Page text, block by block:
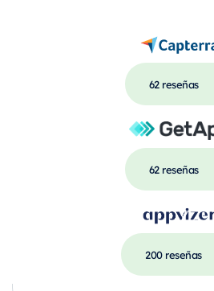
62 reseñas
62 reseñas
200 reseñas